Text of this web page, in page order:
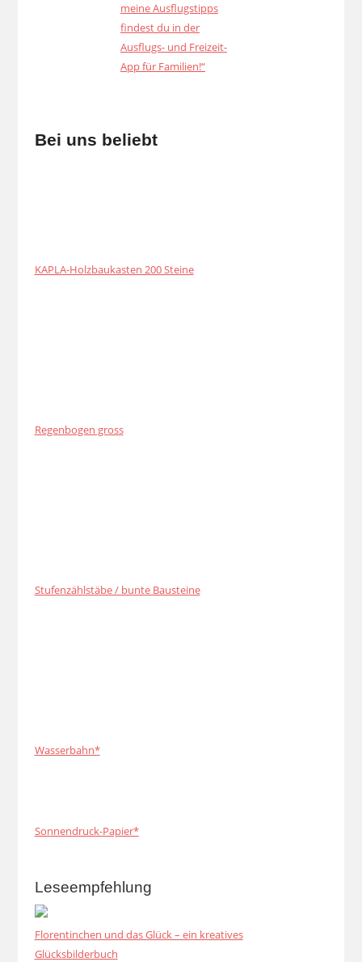
Bei uns beliebt
KAPLA-Holzbaukasten 200 Steine
Regenbogen gross
Stufenzählstäbe / bunte Bausteine
Wasserbahn*
Sonnendruck-Papier*
Leseempfehlung
Florentinchen und das Glück – ein kreatives
Glücksbilderbuch